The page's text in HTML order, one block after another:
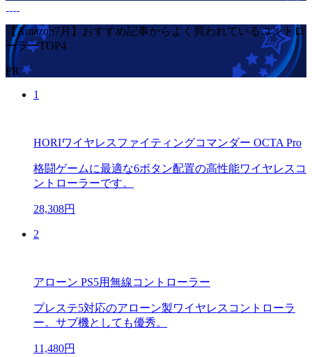
【Amazon7月】おすすめ記事からよく買われているコントロ
ーラーTOP4
PR
1
HORIワイヤレスファイティングコマンダー OCTA Pro
格闘ゲームに最適な6ボタン配置の高性能ワイヤレスコ
ントローラーです。
28,308円
2
アローン PS5用無線コントローラー
プレステ5対応のアローン製ワイヤレスコントローラ
ー。サブ機としても優秀。
11,480円